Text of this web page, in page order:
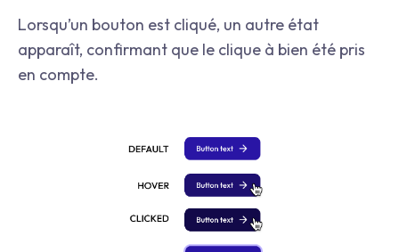
Lorsqu’un bouton est cliqué, un autre état
apparaît, confirmant que le clique à bien été pris
en compte.